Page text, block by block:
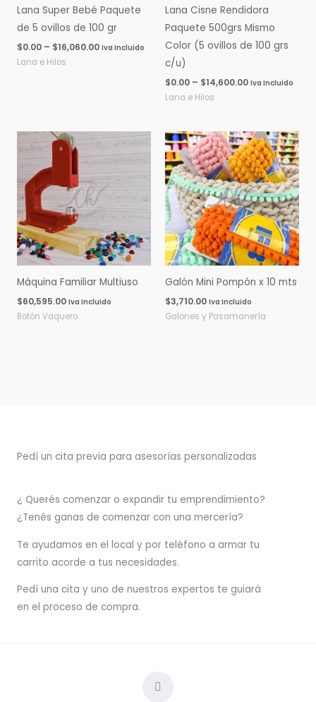
Lana Super Bebé Paquete
de 5 ovillos de 100 gr
$0.00 – $16,060.00 Iva Incluido
Lana e Hilos
Lana Cisne Rendidora
Paquete 500grs Mismo
Color (5 ovillos de 100 grs
c/u)
$0.00 – $14,600.00 Iva Incluido
Lana e Hilos
Máquina Familiar Multiuso
$60,595.00 Iva Incluido
Botón Vaquero
Galón Mini Pompón x 10 mts
$3,710.00 Iva Incluido
Galones y Pasamanería
Pedí un cita previa para asesorías personalizadas
¿ Querés comenzar o expandir tu emprendimiento?
¿Tenés ganas de comenzar con una mercería?
Te ayudamos en el local y por teléfono a armar tu
carrito acorde a tus necesidades.
Pedí una cita y uno de nuestros expertos te guiará
en el proceso de compra.